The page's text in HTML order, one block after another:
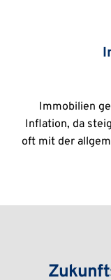
Inflation, da
oft mit der